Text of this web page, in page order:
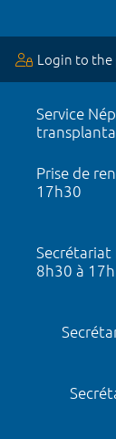
Login to the
Service
Prise de
17h30
8h30 à